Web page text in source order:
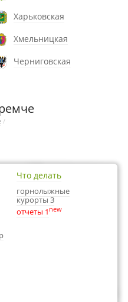
Харьковская
Хмельницкая
Черниговская
/
Что делать
горнолыжные
курорты 3
отчеты 1 new